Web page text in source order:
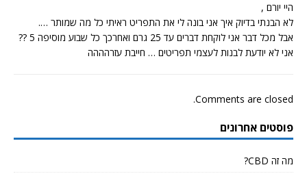
היי יורם ,
לא הבנתי בדיוק איך אני בונה לי את התפריט ראיתי כל מה שמותר ….
אבל מכל דבר אני לוקחת דברים עד 25 גרם ואחרכך כל שבוע מוסיפה 5 ??
אני לא יודעת לבנות לעצמי תפריטים … חייבת עזרהההה
Comments are closed.
פוסטים אחרונים
מה זה CBD?